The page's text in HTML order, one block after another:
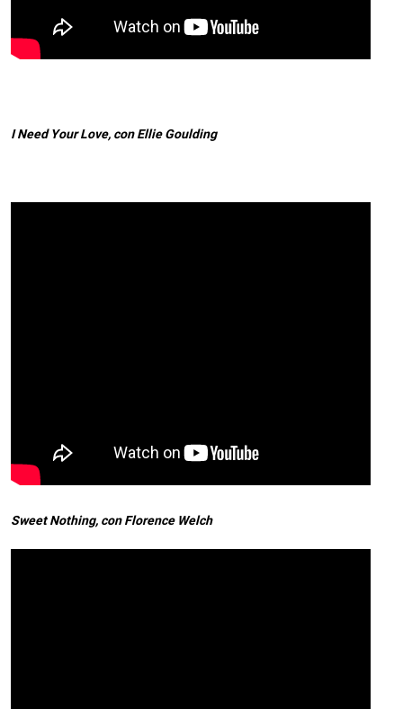
I Need Your Love, con Ellie Goulding
Sweet Nothing, con Florence Welch